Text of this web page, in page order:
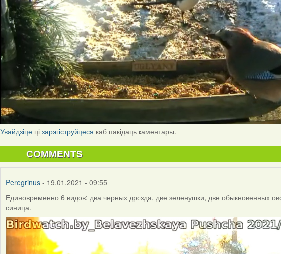
Увайдзіце цізарэгіструйцеся каб пакідаць каментары.
COMMENTS
Peregrinus - 19.01.2021 - 09:55
Единовременно 6 видов: два черных дрозда, две зеленушки, две обыкновенных
синица.